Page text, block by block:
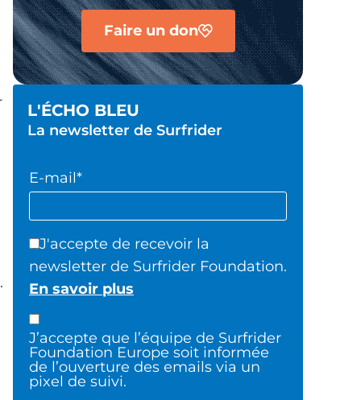
Faire un don
L'ÉCHO BLEU
La newsletter de Surfrider
E-mail*
J'accepte de recevoir la
newsletter de Surfrider Foundation.
En savoir plus
J’accepte que l’équipe de Surfrider
Foundation Europe soit informée
de l’ouverture des emails via un
pixel de suivi.